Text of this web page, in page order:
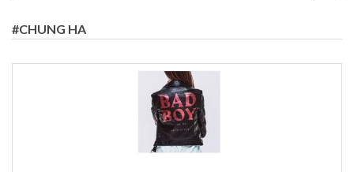
#CHUNG HA